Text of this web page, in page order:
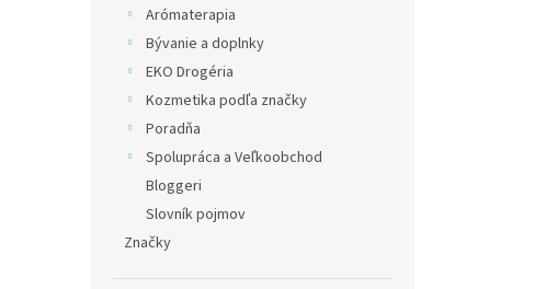
Arómaterapia
Bývanie a doplnky
EKO Drogéria
Kozmetika podľa značky
Poradňa
Spolupráca a Veľkoobchod
Bloggeri
Slovník pojmov
Značky